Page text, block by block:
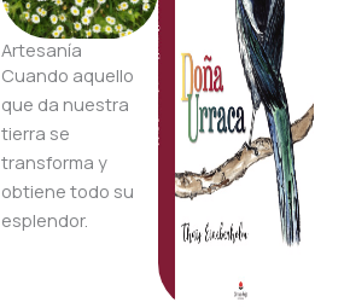
Artesanía
Cuando aquello
que da nuestra
tierra se
transforma y
obtiene todo su
esplendor.